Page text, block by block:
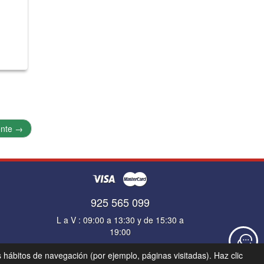
→
925 565 099
L a V : 09:00 a 13:30 y de 15:30 a
19:00
de navegación (por ejemplo, páginas visitadas). Haz clic